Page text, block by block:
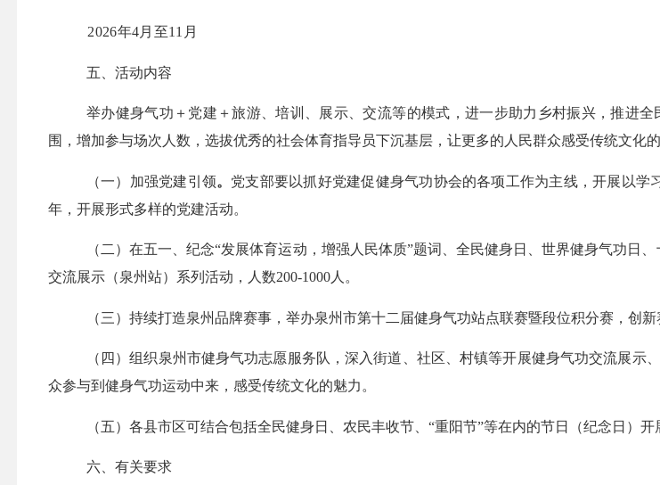
2026年4月 至11 月
五、活动内容
举办健身气功＋ 党建 ＋旅游、培训、展示、交流等的模式，进一步助力乡村振兴，推进
围，增加参与场次人数，选拔优秀的社会体育指导员下沉基层，让更多的人民群众感受传统文化
（一） 加强党建引领。 党支部要以抓好党建促健身气功协会的各项工作为主线，开展 以学
年，开展形式多样的党建活动。
（二）在五一、纪念“发展体育运动，增强人民体质”题词、 全民健身日、世界健身气功日、
交流展示（泉州站）系列活动，人数200-1000 人。
（三） 持续打造泉州品牌赛事， 举办泉州市第十二届健身气功站点联赛暨段位积分赛 ，创
（四）组织泉州市健身气功志愿服务队，深入街道、社区、村镇等开展健身气功交流展示
众参与到健身气功运动中来，感受传统文化的魅力。
（五） 各县市区可结合包括全民健身日、农民丰收节、 “重阳节”等在内的节日（纪念日）开
六、有关要求